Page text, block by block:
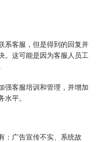
系客服，但是得到的回复并
。这可能是因为客服人员工
强客服培训和管理，并增加
平。
：广告宣传不实、系统故